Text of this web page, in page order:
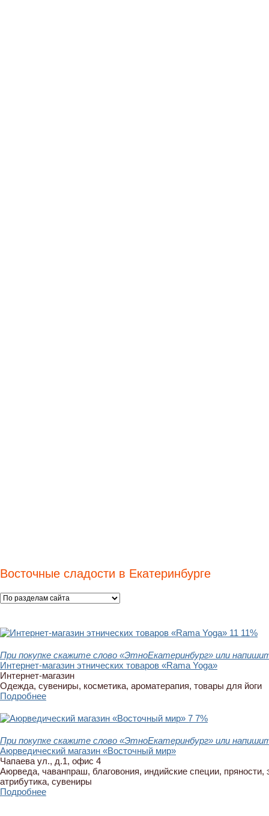
Восточные сладости в Екатеринбурге
11 11%
При покупке скажите слово «ЭтноЕкатеринбург» или
Интернет-магазин этнических товаров «Rama Yoga»
Интернет-магазин
Одежда, сувениры, косметика, ароматерапия, товары для йоги
Подробнее
7 7%
При покупке скажите слово «ЭтноЕкатеринбург» или
Аюрведический магазин «Восточный мир»
Чапаева ул., д.1, офис 4
Аюрведа, чаванпраш, благовония, индийские специи,
атрибутика, сувениры
Подробнее